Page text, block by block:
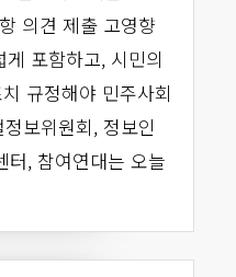
의견 제출 고영향
포함하고, 시민의
규정해야 민주사회
보위원회, 정보인
터, 참여연대는 오늘